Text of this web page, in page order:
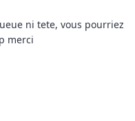
ni tete, vous pourriez
merci